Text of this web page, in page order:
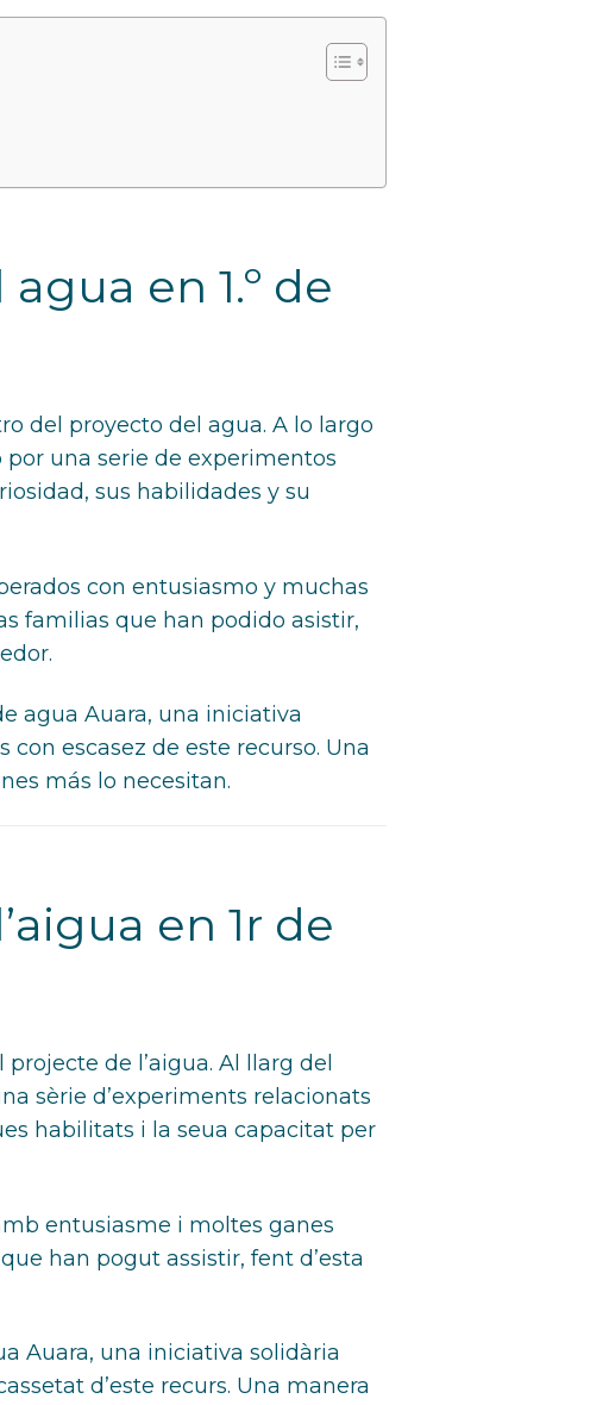
en 1.º de
del proyecto del agua. A lo largo
una serie de experimentos
sus habilidades y su
con entusiasmo y muchas
familias que han podido asistir,
agua Auara, una iniciativa
escasez de este recurso. Una
más lo necesitan.
en 1r de
de l’aigua. Al llarg del
sèrie d’experiments relacionats
habilitats i la seua capacitat per
entusiasme i moltes ganes
han pogut assistir, fent d’esta
Auara, una iniciativa solidària
d’este recurs. Una manera